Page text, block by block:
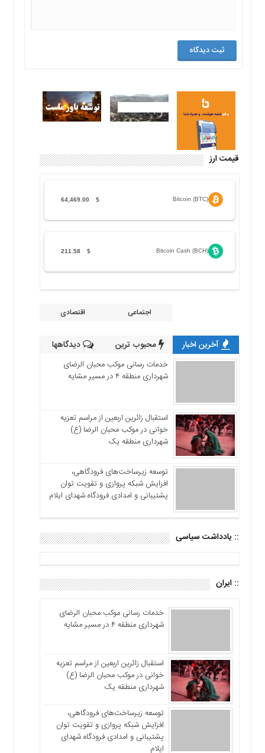
قیمت ارز
Bitcoin (BTC)
$
64,469.00
Bitcoin Cash (BCH)
$
211.58
اجتماعی اقتصادی
آخرین اخبار محبوب ترین دیدگاهها
خدمات رسانی موکب محبان الرضای
شهرداری منطقه ۴ در مسیر مشایه
استقبال زائرین اربعین از مراسم تعزیه
خوانی در موکب محبان الرضا (ع)
شهرداری منطقه یک
توسعه زیرساخت‌های فرودگاهی،
افزایش شبکه پروازی و تقویت توان
پشتیبانی و امدادی فرودگاه شهدای ایلام
:: یادداشت سیاسی
:: ایران
خدمات رسانی موکب محبان الرضای
شهرداری منطقه ۴ در مسیر مشایه
استقبال زائرین اربعین از مراسم تعزیه
خوانی در موکب محبان الرضا (ع)
شهرداری منطقه یک
توسعه زیرساخت‌های فرودگاهی،
افزایش شبکه پروازی و تقویت توان
پشتیبانی و امدادی فرودگاه شهدای
ایلام